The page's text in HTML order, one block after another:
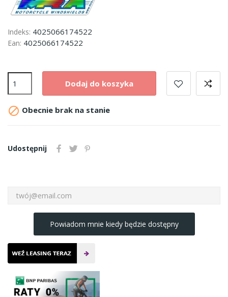
Indeks: 4025066174522
Ean: 4025066174522
Dodaj do koszyka
 Obecnie brak na stanie
Udostępnij
Powiadom mnie kiedy będzie dostępny